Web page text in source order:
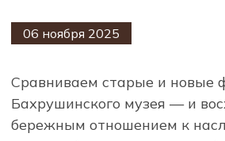
06 ноября 2025
Сравниваем старые и новые
Бахрушинского музея — и
бережным отношением к